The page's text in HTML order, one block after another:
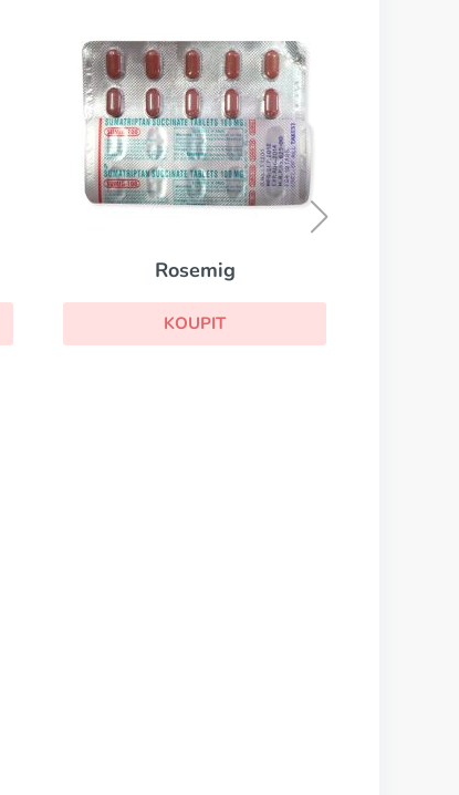
Phenazopyridine
KOUPIT